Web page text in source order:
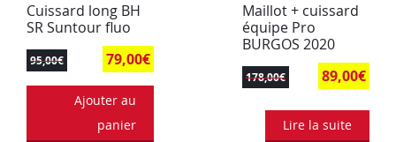
Cuissard long BH
SR Suntour fluo
95,00€ 79,00€
Ajouter au
panier
Maillot + cuissard
équipe Pro
BURGOS 2020
178,00€ 89,00€
Lire la suite